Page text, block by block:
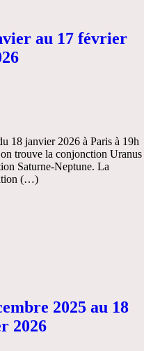
au 17 février
18 janvier 2026 à Paris à 19h
trouve la conjonction Uranus
Saturne-Neptune. La
(…)
2025 au 18
2026